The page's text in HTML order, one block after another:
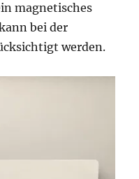
magnetisches
bei der
werden.